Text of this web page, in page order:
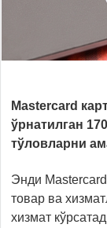
Mastercard
ўрнатилган
тўловларни
Энди
товар ва
хизмат